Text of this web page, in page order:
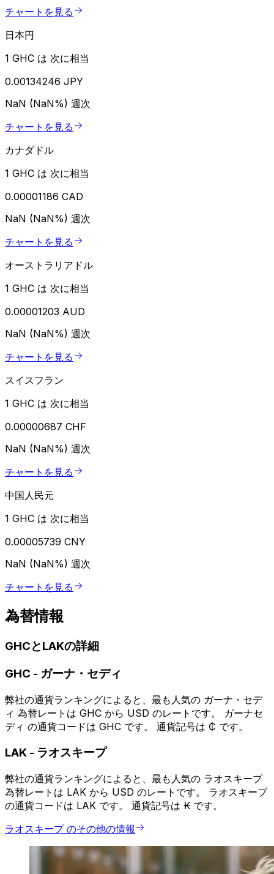
チャートを見る
日本円
1 GHC は 次に相当
0.00134246 JPY
NaN (NaN%) 週次
チャートを見る
カナダドル
1 GHC は 次に相当
0.00001186 CAD
NaN (NaN%) 週次
チャートを見る
オーストラリアドル
1 GHC は 次に相当
0.00001203 AUD
NaN (NaN%) 週次
チャートを見る
スイスフラン
1 GHC は 次に相当
0.00000687 CHF
NaN (NaN%) 週次
チャートを見る
中国人民元
1 GHC は 次に相当
0.00005739 CNY
NaN (NaN%) 週次
チャートを見る
為替情報
GHCとLAKの詳細
GHC - ガーナ・セディ
弊社の通貨ランキングによると、最も人気の ガーナ・セデ
ィ 為替レートは GHC から USD のレートです。 ガーナセ
ディ の通貨コードは GHC です。 通貨記号は ₵ です。
LAK - ラオスキープ
弊社の通貨ランキングによると、最も人気の ラオスキープ
為替レートは LAK から USD のレートです。 ラオスキープ
の通貨コードは LAK です。 通貨記号は ₭ です。
ラオスキープ のその他の情報